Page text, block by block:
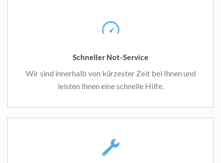
Schneller Not-Service
Wir sind innerhalb von kürzester Zeit bei Ihnen und
leisten Ihnen eine schnelle Hilfe.